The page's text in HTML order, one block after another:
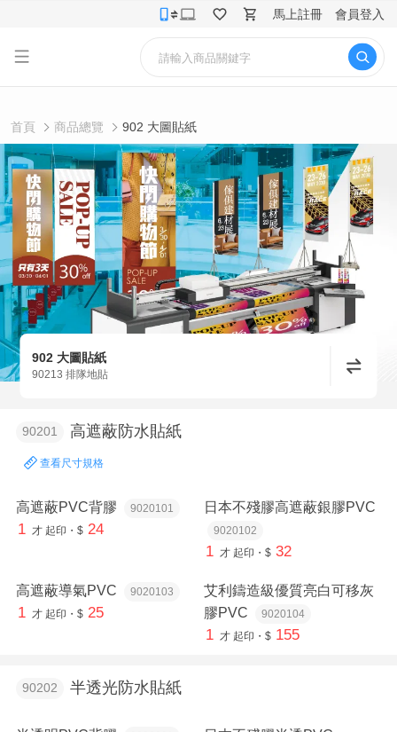
馬上註冊 會員登入
首頁 商品總覽 902 大圖貼紙
902 大圖貼紙
90213 排隊地貼
90201 高遮蔽防水貼紙
查看尺寸規格
高遮蔽PVC背膠 9020101
1 才 起印・$ 24
日本不殘膠高遮蔽銀膠PVC
9020102
1 才 起印・$ 32
高遮蔽導氣PVC 9020103
1 才 起印・$ 25
艾利鑄造級優質亮白可移灰
膠PVC
9020104
1 才 起印・$ 155
90202 半透光防水貼紙